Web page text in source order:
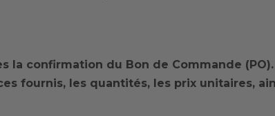
la confirmation du Bon de Commande (PO).
fournis, les quantités, les prix unitaires,